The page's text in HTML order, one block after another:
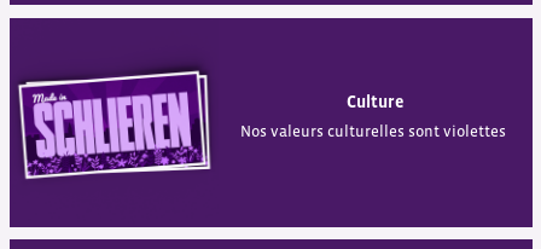
Culture
Nos valeurs culturelles sont violettes